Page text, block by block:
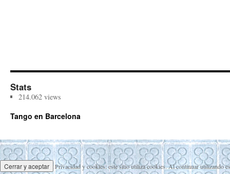
Stats
214.062 views
Tango en Barcelona
Privacidad y cookies: este sitio utiliza cookies. Al continuar utilizando